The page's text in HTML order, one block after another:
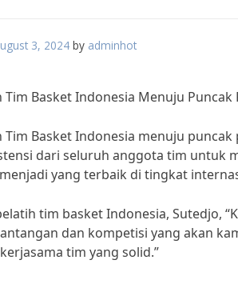
3, 2024 by adminhot
Tim Basket Indonesia Menuju Puncak
Tim Basket Indonesia menuju
dari seluruh anggota tim untuk
yang terbaik di tingkat
tim basket Indonesia, Sutedjo,
dan kompetisi yang akan
tim yang solid.”